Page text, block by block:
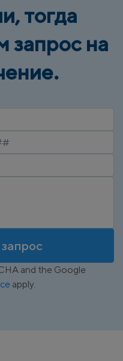
тогда
запрос на
and the Google
apply.